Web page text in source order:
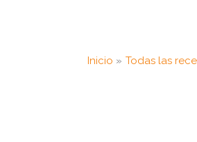
Inicio Todas las